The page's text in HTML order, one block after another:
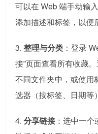
可以在 Web 端手动输
添加描述和标签，以便
3. 整理与分类 ：登录
接”页面查看所有收藏
不同文件夹中，或使用
选器（按标签、日期等
4. 分享链接：选中一个